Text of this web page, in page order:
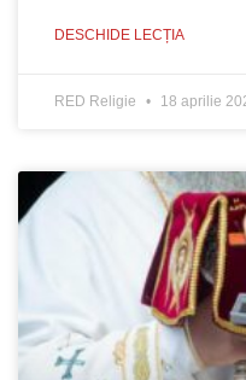
DESCHIDE LECȚIA
RED Religie 18 aprilie